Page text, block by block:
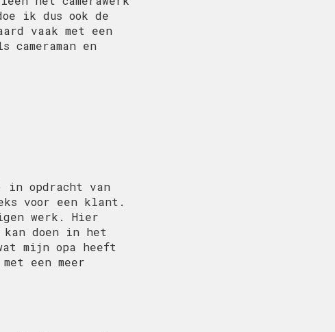
ik dus ook de
vaak met een
en
in opdracht van
voor een klant.
werk. Hier
doen in het
mijn opa heeft
een meer